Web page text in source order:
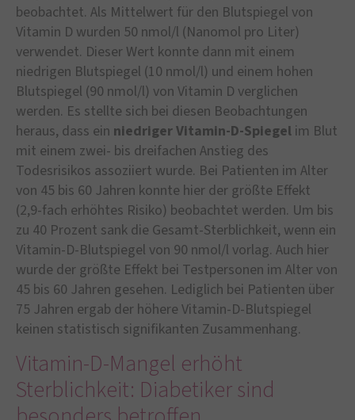
beobachtet. Als Mittelwert für den Blutspiegel von
Vitamin D wurden 50 nmol/l (Nanomol pro Liter)
verwendet. Dieser Wert konnte dann mit einem
niedrigen Blutspiegel (10 nmol/l) und einem hohen
Blutspiegel (90 nmol/l) von Vitamin D verglichen
werden. Es stellte sich bei diesen Beobachtungen
heraus, dass ein niedriger Vitamin-D-Spiegel im Blut
mit einem zwei- bis dreifachen Anstieg des
Todesrisikos assoziiert wurde. Bei Patienten im Alter
von 45 bis 60 Jahren konnte hier der größte Effekt
(2,9-fach erhöhtes Risiko) beobachtet werden. Um bis
zu 40 Prozent sank die Gesamt-Sterblichkeit, wenn ein
Vitamin-D-Blutspiegel von 90 nmol/l vorlag. Auch hier
wurde der größte Effekt bei Testpersonen im Alter von
45 bis 60 Jahren gesehen. Lediglich bei Patienten über
75 Jahren ergab der höhere Vitamin-D-Blutspiegel
keinen statistisch signifikanten Zusammenhang.
Vitamin-D-Mangel erhöht
Sterblichkeit: Diabetiker sind